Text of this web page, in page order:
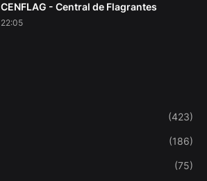
CENFLAG - Central de Flagrantes
22:05
(423)
(186)
(75)